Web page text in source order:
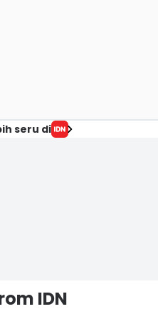
seru di
IDN